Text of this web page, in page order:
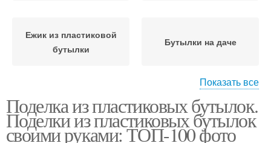
Ежик из пластиковой
бутылки
Бутылки на даче
Бутылки для дачи
Показать все
Поделка из пластиковых бутылок.
Поделки из пластиковых бутылок
своими руками: ТОП-100 фото